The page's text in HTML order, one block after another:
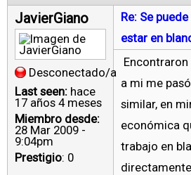
JavierGiano
Desconectado/a
Last seen: hace
17 años 4 meses
Miembro desde:
28 Mar 2009 -
9:04pm
Prestigio: 0
Re: Se
estar en
a mi me
similar, en
económica
trabajo en